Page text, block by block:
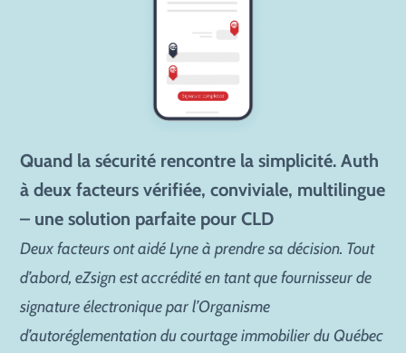
Quand la sécurité rencontre la simplicité. Auth
à deux facteurs vérifiée, conviviale, multilingue
– une solution parfaite pour CLD
Deux facteurs ont aidé Lyne à prendre sa décision. Tout
d’abord, eZsign est accrédité en tant que fournisseur de
signature électronique par l’Organisme
d’autoréglementation du courtage immobilier du Québec